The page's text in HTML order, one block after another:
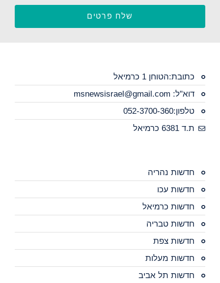
שלח פרטים
כתובת:הטוחן 1 כרמיאל
דוא"ל: msnewsisrael@gmail.com
טלפון:052-3700-360
ת.ד 6381 כרמיאל
חדשות נהריה
חדשות עכו
חדשות כרמיאל
חדשות טבריה
חדשות צפת
חדשות מעלות
חדשות תל אביב